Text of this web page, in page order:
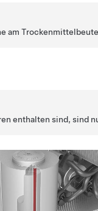
am
enthalten sind, sind